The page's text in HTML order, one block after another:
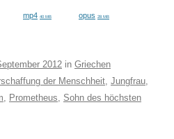
mp4 40 MB opus 28 MB
2012 in Griechen
der Menschheit, Jungfrau,
, Prometheus, Sohn des höchsten